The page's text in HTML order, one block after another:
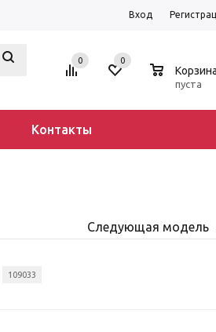
Вход
0 0
Корзина
пуста
Контакты
109033
Следующая модель